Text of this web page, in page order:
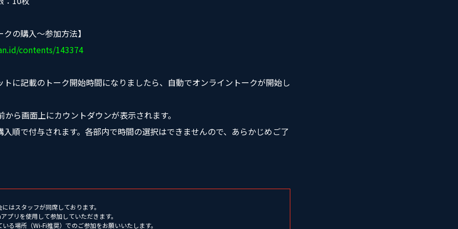
の購入〜参加方法】
contents/143374
に記載のトーク開始時間になりましたら、自動でオンライントークが開始し
ら画面上にカウントダウンが表示されます。
順で付与されます。各部内で時間の選択はできませんので、あらかじめご了
はスタッフが同席しております。
プリを使用して参加していただきます。
る場所（Wi-Fi推奨）でのご参加をお願いいたします。